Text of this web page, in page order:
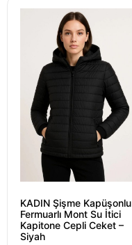
KADIN Şişme Kapüşonlu
Fermuarlı Mont Su İtici
Kapitone Cepli Ceket –
Siyah